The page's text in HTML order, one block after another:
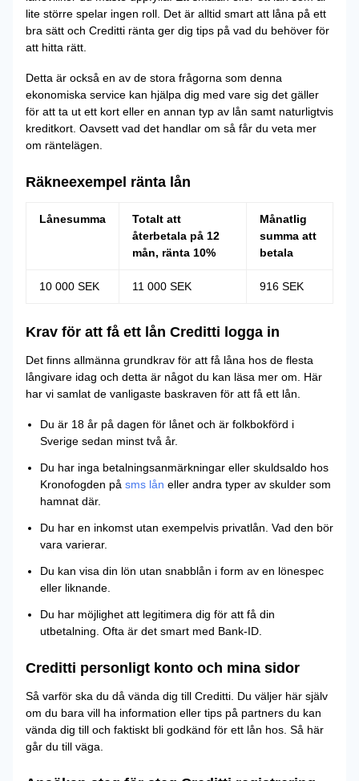
lite större spelar ingen roll. Det är alltid smart att låna på ett
bra sätt och Creditti ränta ger dig tips på vad du behöver för
att hitta rätt.
Detta är också en av de stora frågorna som denna
ekonomiska service kan hjälpa dig med vare sig det gäller
för att ta ut ett kort eller en annan typ av lån samt naturligtvis
kreditkort. Oavsett vad det handlar om så får du veta mer
om räntelägen.
Räkneexempel ränta lån
Lånesumma
Totalt att
återbetala på 12
mån, ränta 10%
Månatlig
summa att
betala
10 000 SEK 11 000 SEK 916 SEK
Krav för att få ett lån Creditti logga in
Det finns allmänna grundkrav för att få låna hos de flesta
långivare idag och detta är något du kan läsa mer om. Här
har vi samlat de vanligaste baskraven för att få ett lån.
Du är 18 år på dagen för lånet och är folkbokförd i
Sverige sedan minst två år.
Du har inga betalningsanmärkningar eller skuldsaldo hos
Kronofogden på sms lån eller andra typer av skulder som
hamnat där.
Du har en inkomst utan exempelvis privatlån. Vad den bör
vara varierar.
Du kan visa din lön utan snabblån i form av en lönespec
eller liknande.
Du har möjlighet att legitimera dig för att få din
utbetalning. Ofta är det smart med Bank-ID.
Creditti personligt konto och mina sidor
Så varför ska du då vända dig till Creditti. Du väljer här själv
om du bara vill ha information eller tips på partners du kan
vända dig till och faktiskt bli godkänd för ett lån hos. Så här
går du till väga.